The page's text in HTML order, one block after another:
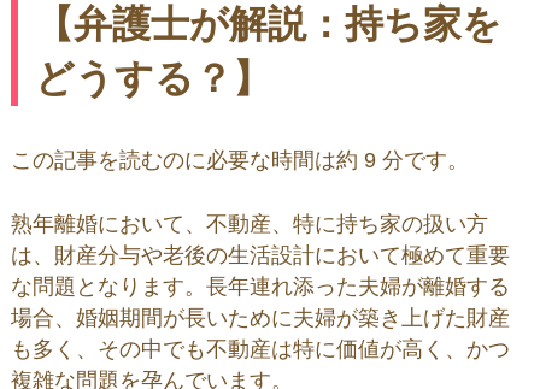
【弁護士が解説：持ち家を
どうする？】
この記事を読むのに必要な時間は約 9 分です。
熟年離婚において、不動産、特に持ち家の扱い方
は、財産分与や老後の生活設計において極めて重要
な問題となります。長年連れ添った夫婦が離婚する
場合、婚姻期間が長いために夫婦が築き上げた財産
も多く、その中でも不動産は特に価値が高く、かつ
複雑な問題を孕んでいます。